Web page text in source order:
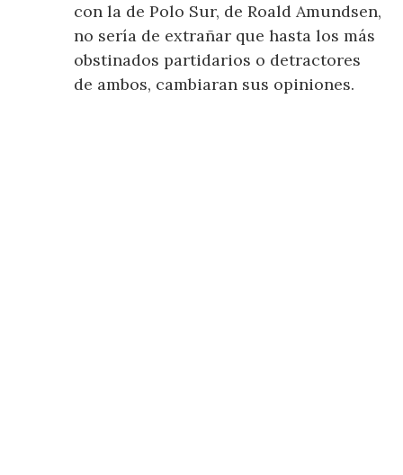
con la de Polo Sur, de Roald Amundsen,
no sería de extrañar que hasta los más
obstinados partidarios o detractores
de ambos, cambiaran sus opiniones.